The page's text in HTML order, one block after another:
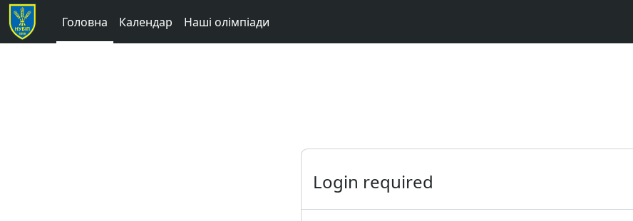
Перейти до головного вмісту
Головна
Календар Наші олімпіади
Login required